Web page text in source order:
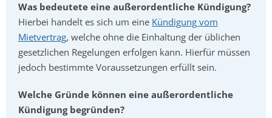
Was bedeutete eine außerordentliche Kündigung?
Hierbei handelt es sich um eine Kündigung vom
Mietvertrag, welche ohne die Einhaltung der üblichen
gesetzlichen Regelungen erfolgen kann. Hierfür müssen
jedoch bestimmte Voraussetzungen erfüllt sein.
Welche Gründe können eine außerordentliche
Kündigung begründen?